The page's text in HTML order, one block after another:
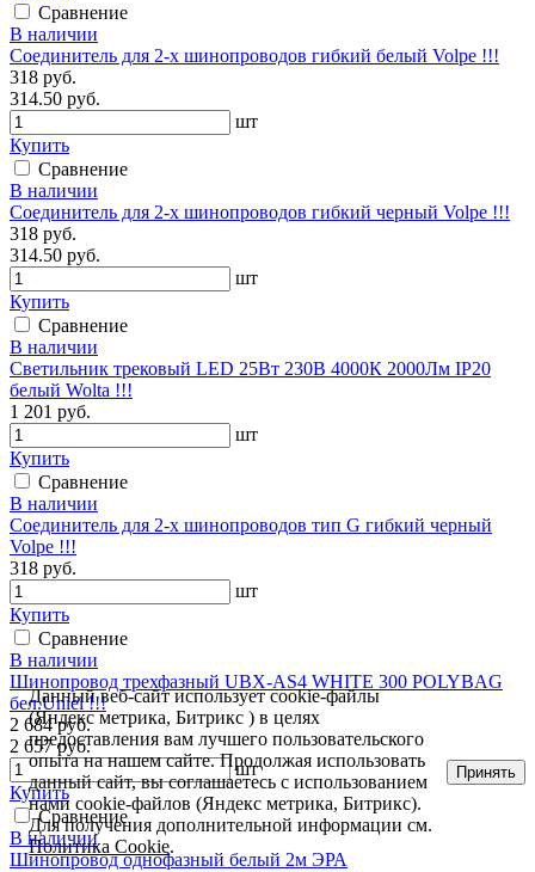
Сравнение
В наличии
Соединитель для 2-х шинопроводов гибкий белый Volpe !!!
318 руб.
314.50 руб.
шт
Купить
Сравнение
В наличии
Соединитель для 2-х шинопроводов гибкий черный Volpe !!!
318 руб.
314.50 руб.
шт
Купить
Сравнение
В наличии
Светильник трековый LED 25Вт 230В 4000К 2000Лм IP20
белый Wolta !!!
1 201 руб.
шт
Купить
Сравнение
В наличии
Соединитель для 2-х шинопроводов тип G гибкий черный
Volpe !!!
318 руб.
шт
Купить
Сравнение
В наличии
Шинопровод трехфазный UBX-AS4 WHITE 300 POLYBAG
бел.Uniel !!!
2 684 руб.
2 657 руб.
шт
Купить
Сравнение
В наличии
Шинопровод однофазный белый 2м ЭРА
Данный веб-сайт использует cookie-файлы
(Яндекс метрика, Битрикс ) в целях
предоставления вам лучшего пользовательского
опыта на нашем сайте. Продолжая использовать
данный сайт, вы соглашаетесь с использованием
нами cookie-файлов (Яндекс метрика, Битрикс).
Для получения дополнительной информации см.
Политика Cookie.
Принять